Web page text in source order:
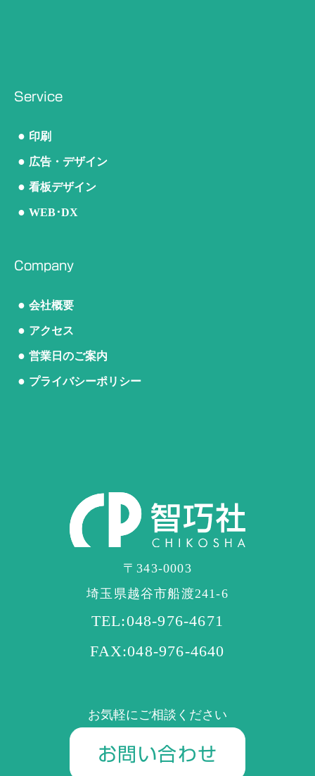
〒343-0003
埼玉県越谷市船渡241-6
TEL:048-976-4671
FAX:048-976-4640
お気軽にご相談ください
お問い合わせ
Service
● 印刷
● 広告・デザイン
● 看板デザイン
● WEB･DX
Company
● 会社概要
● アクセス
● 営業日のご案内
● プライバシーポリシー